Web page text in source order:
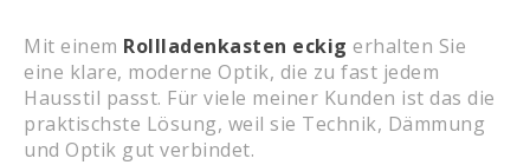
Mit einem Rollladenkasten eckig erhalten Sie
eine klare, moderne Optik, die zu fast jedem
Hausstil passt. Für viele meiner Kunden ist das die
praktischste Lösung, weil sie Technik, Dämmung
und Optik gut verbindet.